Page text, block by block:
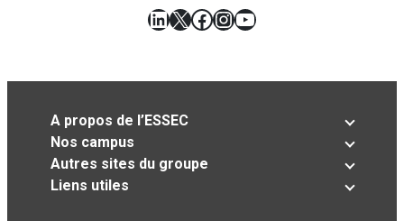
LinkedIn
X Facebook
Instagram
YouTube
A propos de l’ESSEC
Nos campus
Autres sites du groupe
Liens utiles